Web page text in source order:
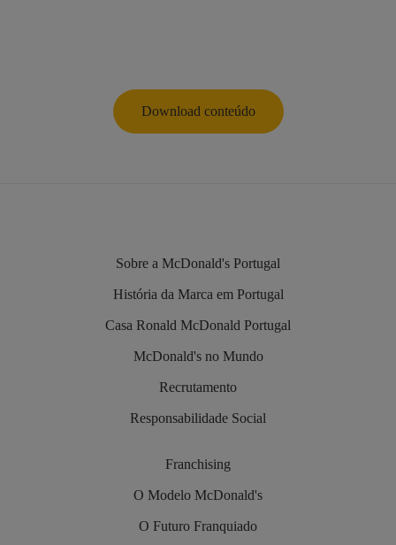
Download conteúdo
Sobre a McDonald's Portugal
História da Marca em Portugal
Casa Ronald McDonald Portugal
McDonald's no Mundo
Recrutamento
Responsabilidade Social
Franchising
O Modelo McDonald's
O Futuro Franquiado